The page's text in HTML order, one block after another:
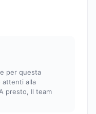
per questa
attenti alla
presto, Il team